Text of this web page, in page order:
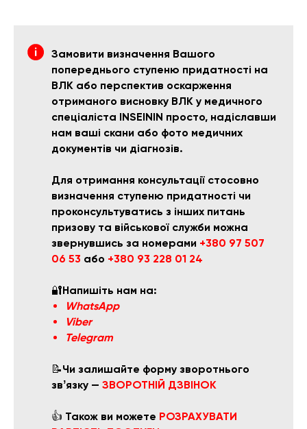
Замовити визначення Вашого
попереднього ступеню придатності на
ВЛК або перспектив оскарження
отриманого висновку ВЛК у медичного
спеціаліста INSEININ просто, надіславши
нам ваші скани або фото медичних
документів чи діагнозів.
Для отримання консультації стосовно
визначення ступеню придатності чи
проконсультуватись з інших питань
призову та військової служби можна
звернувшись за номерами +380 97 507
06 53 або +380 93 228 01 24
🔐Напишіть нам на:
WhatsApp
Viber
Telegram
📝Чи залишайте форму зворотнього
звʼязку — ЗВОРОТНІЙ ДЗВІНОК
👍 Також ви можете РОЗРАХУВАТИ